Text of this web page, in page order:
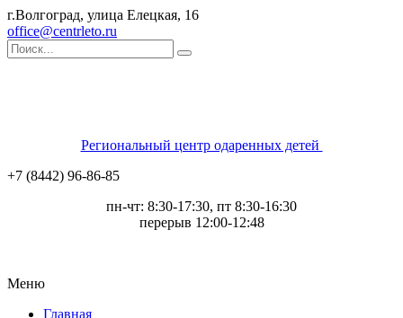
г.Волгоград, улица Елецкая, 16
office@centrleto.ru
Региональный центр одаренных детей
+7 (8442) 96-86-85
пн-чт: 8:30-17:30, пт 8:30-16:30
перерыв 12:00-12:48
Меню
Главная